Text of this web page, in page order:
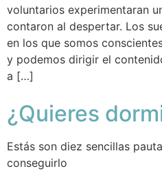
voluntarios experimentaran
contaron al despertar. Los
en los que somos
y podemos dirigir el
a […]
¿Quieres
Estás son diez sencillas
conseguirlo